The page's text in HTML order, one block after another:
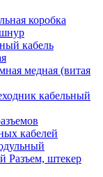
коробка
кабель
медная (витая
кабельный
кабелей
Разъем, штекер